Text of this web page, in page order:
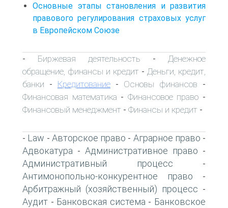
Основные этапы становления и развития
правового регулирования страховых услуг
в Европейском Союзе
- Биржевая деятельность - Денежное
обращение, финансы и кредит - Деньги, кредит,
банки - Кредитование - Основы финансов -
Финансовая математика - Финансовое право -
Финансовый менеджмент - Финансы и кредит -
- Law - Авторское право - Аграрное право -
Адвокатура - Административное право -
Административный процесс -
Антимонопольно-конкурентное право -
Арбитражный (хозяйственный) процесс -
Аудит - Банковская система - Банковское